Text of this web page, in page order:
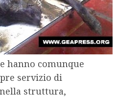
hanno comunque
servizio di
struttura,